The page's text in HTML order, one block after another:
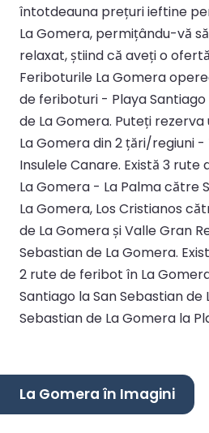
întotdeauna prețuri ieftine
La Gomera, permițându-vă
relaxat, știind că aveți o
Feriboturile La Gomera
de feriboturi - Playa Santiago
de La Gomera. Puteți
La Gomera din 2 țări/regiuni -
Insulele Canare. Există 3
La Gomera - La Palma către
La Gomera, Los Cristianos
de La Gomera și Valle Gran
Sebastian de La Gomera.
2 rute de feribot în La
Santiago la San Sebastian de
Sebastian de La Gomera la
La Gomera în Imagini